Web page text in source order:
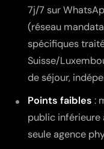
7j/7 sur
(réseau
spécifiques
Suisse/
de séjour,
Points faibles :
public inférieure
seule agence